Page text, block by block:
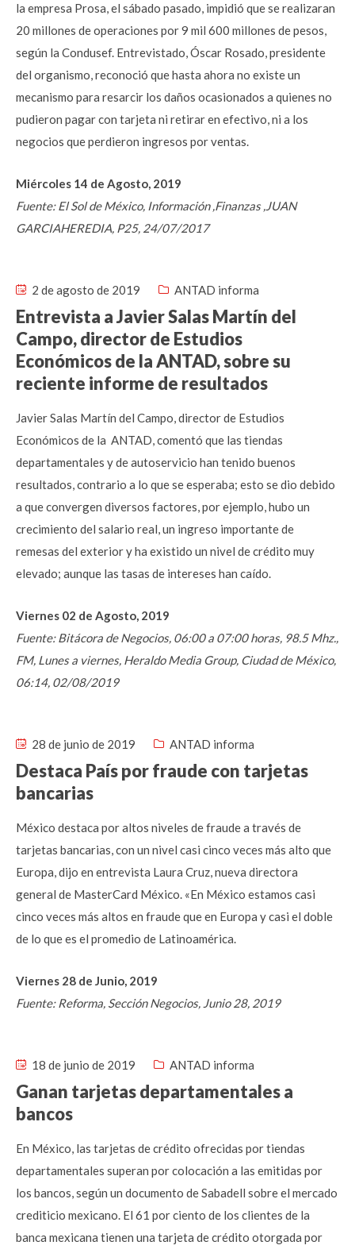
la empresa Prosa, el sábado pasado, impidió que se realizaran
20 millones de operaciones por 9 mil 600 millones de pesos,
según la Condusef. Entrevistado, Óscar Rosado, presidente
del organismo, reconoció que hasta ahora no existe un
mecanismo para resarcir los daños ocasionados a quienes no
pudieron pagar con tarjeta ni retirar en efectivo, ni a los
negocios que perdieron ingresos por ventas.
Miércoles 14 de Agosto, 2019
Fuente: El Sol de México, Información ,Finanzas ,JUAN
GARCIAHEREDIA, P25, 24/07/2017
2 de agosto de 2019 ANTAD informa
Entrevista a Javier Salas Martín del
Campo, director de Estudios
Económicos de la ANTAD, sobre su
reciente informe de resultados
Javier Salas Martín del Campo, director de Estudios
Económicos de la ANTAD, comentó que las tiendas
departamentales y de autoservicio han tenido buenos
resultados, contrario a lo que se esperaba; esto se dio debido
a que convergen diversos factores, por ejemplo, hubo un
crecimiento del salario real, un ingreso importante de
remesas del exterior y ha existido un nivel de crédito muy
elevado; aunque las tasas de intereses han caído.
Viernes 02 de Agosto, 2019
Fuente: Bitácora de Negocios, 06:00 a 07:00 horas, 98.5 Mhz.,
FM, Lunes a viernes, Heraldo Media Group, Ciudad de México,
06:14, 02/08/2019
28 de junio de 2019 ANTAD informa
Destaca País por fraude con tarjetas
bancarias
México destaca por altos niveles de fraude a través de
tarjetas bancarias, con un nivel casi cinco veces más alto que
Europa, dijo en entrevista Laura Cruz, nueva directora
general de MasterCard México. «En México estamos casi
cinco veces más altos en fraude que en Europa y casi el doble
de lo que es el promedio de Latinoamérica.
Viernes 28 de Junio, 2019
Fuente: Reforma, Sección Negocios, Junio 28, 2019
18 de junio de 2019 ANTAD informa
Ganan tarjetas departamentales a
bancos
En México, las tarjetas de crédito ofrecidas por tiendas
departamentales superan por colocación a las emitidas por
los bancos, según un documento de Sabadell sobre el mercado
crediticio mexicano. El 61 por ciento de los clientes de la
banca mexicana tienen una tarjeta de crédito otorgada por